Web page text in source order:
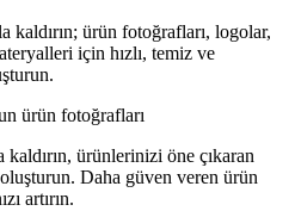
kaldırın; ürün fotoğrafları, logolar,
için hızlı, temiz ve
ürün fotoğrafları
kaldırın, ürünlerinizi öne çıkaran
Daha güven veren ürün
artırın.